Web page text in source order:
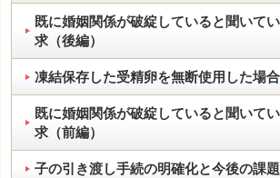
既に婚姻関係が破綻していると聞いて
求（後編）
凍結保存した受精卵を無断使用した場
既に婚姻関係が破綻していると聞いて
求（前編）
子の引き渡し手続の明確化と今後の課題